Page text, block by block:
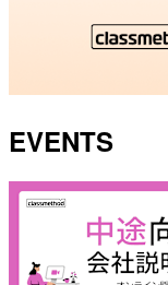
EVENTS